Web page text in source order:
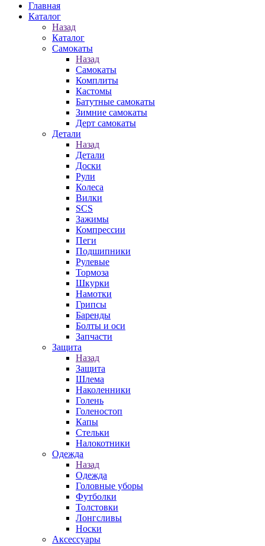
Главная
Каталог
Назад
Каталог
Самокаты
Назад
Самокаты
Комплиты
Кастомы
Батутные самокаты
Зимние самокаты
Дерт самокаты
Детали
Назад
Детали
Доски
Рули
Колеса
Вилки
SCS
Зажимы
Компрессии
Пеги
Подшипники
Рулевые
Тормоза
Шкурки
Намотки
Грипсы
Баренды
Болты и оси
Запчасти
Защита
Назад
Защита
Шлема
Наколенники
Голень
Голеностоп
Капы
Стельки
Налокотники
Одежда
Назад
Одежда
Головные уборы
Футболки
Толстовки
Лонгсливы
Носки
Аксессуары